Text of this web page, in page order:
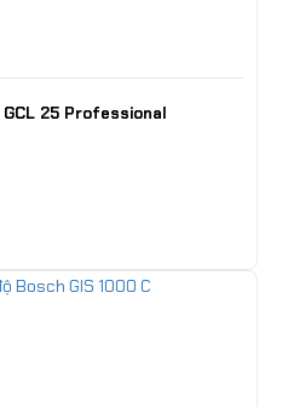
25 Professional